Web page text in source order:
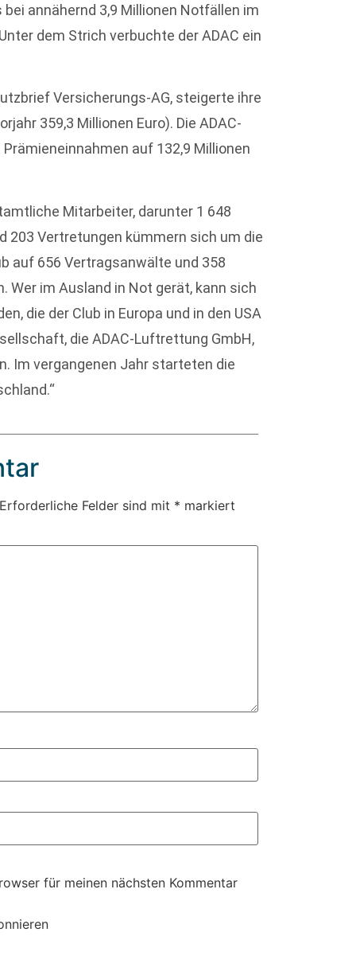
annähernd 3,9 Millionen Notfällen im
dem Strich verbuchte der ADAC ein
Versicherungs-AG, steigerte ihre
359,3 Millionen Euro). Die ADAC-
auf 132,9 Millionen
Mitarbeiter, darunter 1 648
Vertretungen kümmern sich um die
auf 656 Vertragsanwälte und 358
im Ausland in Not gerät, kann sich
die der Club in Europa und in den USA
die ADAC-Luftrettung GmbH,
Im vergangenen Jahr starteten die
Erforderliche Felder sind mit * markiert
für meinen nächsten Kommentar